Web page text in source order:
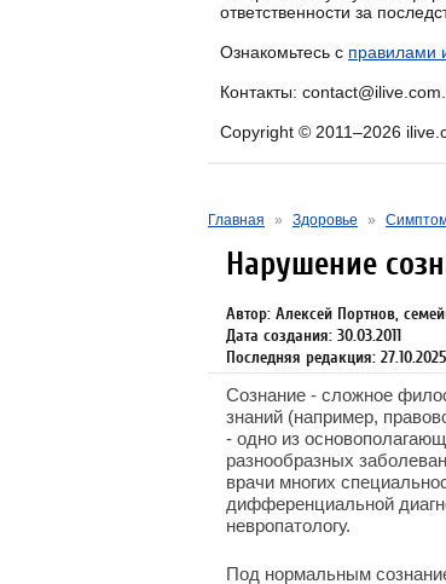
ответственности за
Ознакомьтесь с правилами
Контакты:
Copyright © 2011–2026
Главная » Здоровье »
Нарушение
Автор: Алексей Портнов,
Дата создания: 30.03.2011
Последняя редакция: 27.10.2025
Сознание - сложное
знаний (например,
- одно из
разнообразных
врачи многих
дифференциальной
невропатологу.
Под нормальным